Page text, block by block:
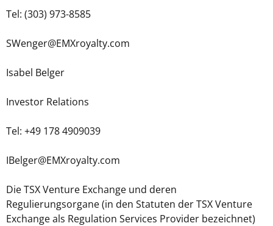
Tel: (303) 973-8585
SWenger@EMXroyalty.com
Isabel Belger
Investor Relations
Tel: +49 178 4909039
IBelger@EMXroyalty.com
Die TSX Venture Exchange und deren
Regulierungsorgane (in den Statuten der TSX Venture
Exchange als Regulation Services Provider bezeichnet)